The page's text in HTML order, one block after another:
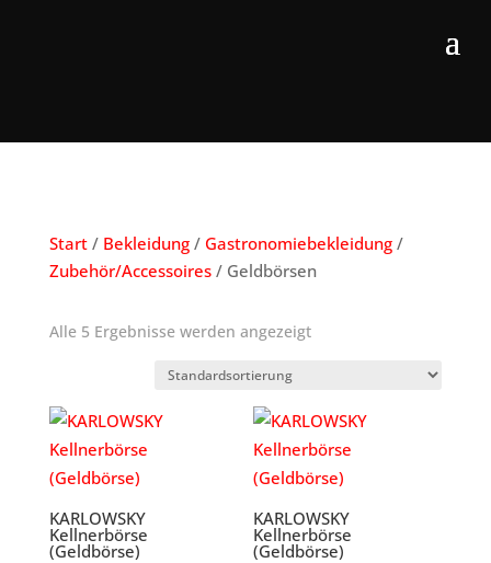
Start/ Bekleidung/ Gastronomiebekleidung/
Zubehör/Accessoires/ Geldbörsen
Alle 5 Ergebnisse werden angezeigt
KARLOWSKY
Kellnerbörse
(Geldbörse)
KARLOWSKY
Kellnerbörse
(Geldbörse)